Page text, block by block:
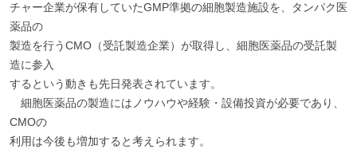
チャー企業が保有していたGMP準拠の細胞製造施設を、タンパク医
薬品の
製造を行うCMO（受託製造企業）が取得し、細胞医薬品の受託製
造に参入
するという動きも先日発表されています。
細胞医薬品の製造にはノウハウや経験・設備投資が必要であり、
CMOの
利用は今後も増加すると考えられます。